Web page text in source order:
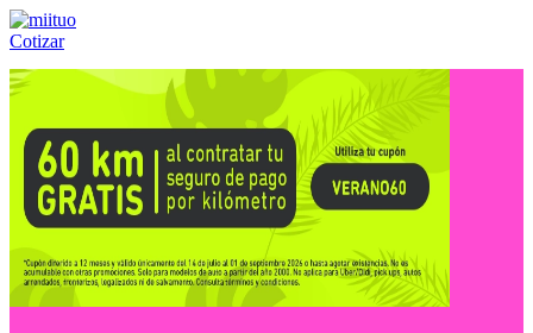
Cotizar
Llámanos al:(55) 84-21-05-00 ó